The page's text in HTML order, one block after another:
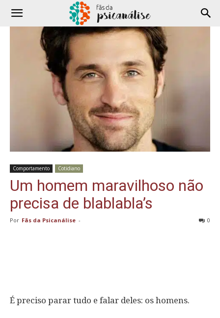
Comportamento Cotidiano
Um homem maravilhoso não
precisa de blablabla’s
Por Fãs da Psicanálise - 0
É preciso parar tudo e falar deles: os homens.